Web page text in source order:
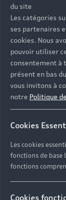
Accès
Tous les
Recherche de
Véhicules
Demander un
Contactez-nous
Modèles
Électrique
Sport
Achat et
Voir nos
Offres du
Votre Audi
Entretenir et
Univers
Notre vision
du site
Les catégories
ses partenaires
cookies. Nous
pouvoir utiliser
consentement à
présent en bas
vous invitons à
notre Politique
Cookies
Les cookies
fonctions de base
fonctions
Cookies